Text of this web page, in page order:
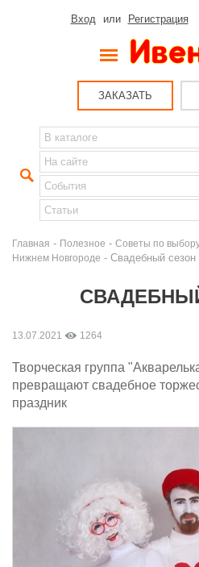
Вход или Регистрация
ЗАКАЗАТЬ
Главная - Полезное - Советы по
Нижнем Новгороде - Свадебный сезон
13.07.2021 1264
Творческая группа
превращают свадебное
праздник